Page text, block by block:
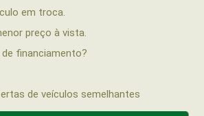
em troca.
preço à vista.
financiamento?
de veículos semelhantes